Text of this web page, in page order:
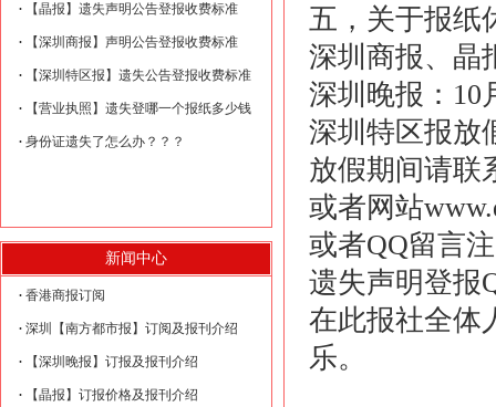
【晶报】遗失声明公告登报收费标准
【深圳商报】声明公告登报收费标准
【深圳特区报】遗失公告登报收费标准
【营业执照】遗失登哪一个报纸多少钱
身份证遗失了怎么办？？？
新闻中心
香港商报订阅
深圳【南方都市报】订阅及报刊介绍
【深圳晚报】订报及报刊介绍
【晶报】订报价格及报刊介绍
五，关于报纸
深圳商报、晶
深圳晚报：10
深圳特区报放
放假期间请联
或者网站
或者QQ留言
遗失声明登报
在此报社全体
乐。